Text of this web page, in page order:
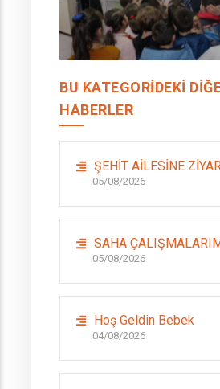
BU KATEGORIDEKI
HABERLER
ŞEHİT AİLESİNE
05/08/2026
SAHA
05/08/2026
Hoş Geldin Bebek
04/08/2026